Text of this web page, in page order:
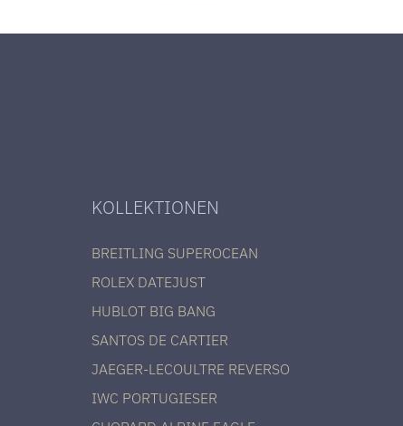
KOLLEKTIONEN
BREITLING SUPEROCEAN
ROLEX DATEJUST
HUBLOT BIG BANG
SANTOS DE CARTIER
JAEGER-LECOULTRE REVERSO
IWC PORTUGIESER